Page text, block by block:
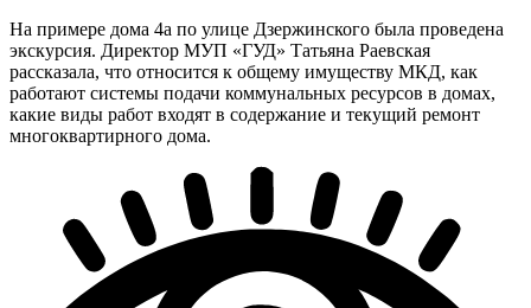
На примере дома 4а по улице Дзержинского была проведена
экскурсия. Директор МУП «ГУД» Татьяна Раевская
рассказала, что относится к общему имуществу МКД, как
работают системы подачи коммунальных ресурсов в домах,
какие виды работ входят в содержание и текущий ремонт
многоквартирного дома.